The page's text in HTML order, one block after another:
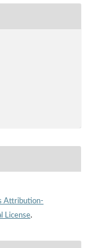
Attribution-
License.